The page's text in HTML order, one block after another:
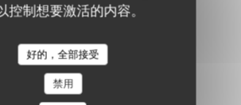
控制想要激活的内容。
好的，全部接受
禁用
鲜产品, 亚洲
Le Borobudur